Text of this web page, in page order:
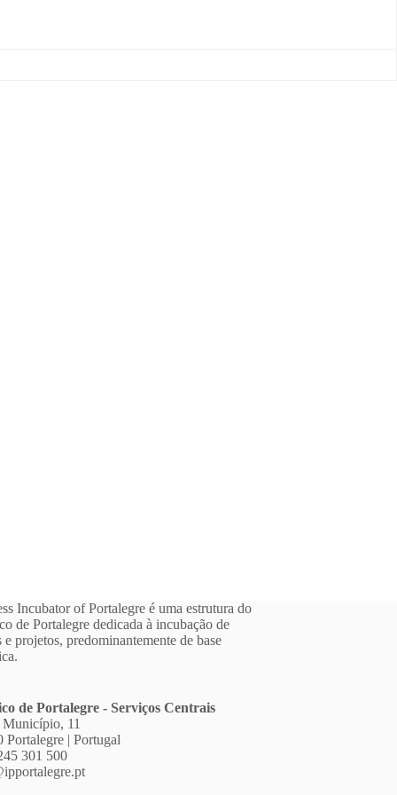
Incubator of Portalegre é uma estrutura do
de Portalegre dedicada à incubação de
e projetos, predominantemente de base
de Portalegre - Serviços Centrais
Município, 11
Portalegre | Portugal
301 500